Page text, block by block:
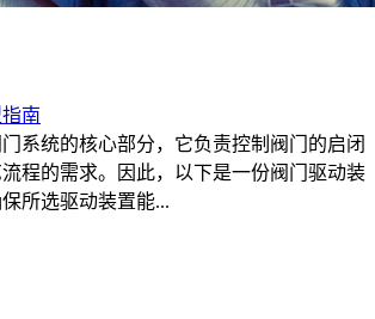
南
系统的核心部分，它负责控制阀门的启闭
程的需求。因此，以下是一份阀门驱动装
所选驱动装置能...